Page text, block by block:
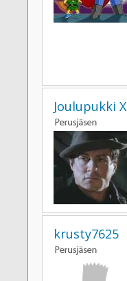
Joulupukki X
krusty7625